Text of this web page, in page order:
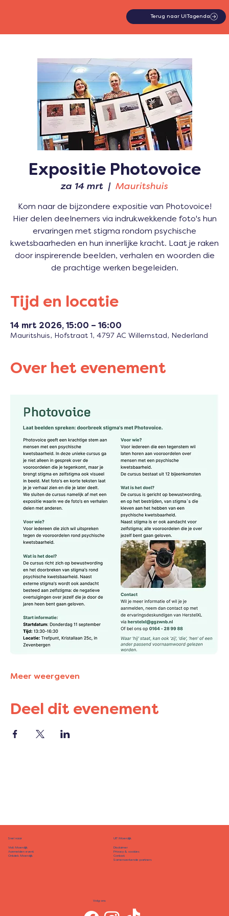
Terug naar UITagenda
Expositie Photovoice
za 14 mrt
  |
Mauritshuis
Kom naar de bijzondere expositie van Photovoice!
Hier delen deelnemers via indrukwekkende foto's hun
ervaringen met stigma rondom psychische
kwetsbaarheden en hun innerlijke kracht. Laat je raken
door inspirerende beelden, verhalen en woorden die
de prachtige werken begeleiden.
Tijd en locatie
14 mrt 2026, 15:00 – 16:00
Mauritshuis, Hofstraat 1, 4797 AC Willemstad, Nederland
Over het evenement
Meer weergeven
Deel dit evenement
Snel naar
Visit Moerdijk
Aanmelden event
Ontdek Moerdijk
UIT Moerdijk
Disclaimer
Privacy & cookies
Contact
Samenwerkende partners
Volg ons